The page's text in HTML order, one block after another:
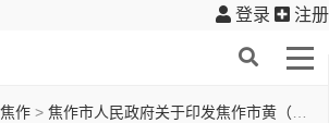
登录 注册
焦作 > 焦作市人民政府关于印发焦作市黄（沁）河河道采砂管理办法的通...(焦政〔2018〕16号)